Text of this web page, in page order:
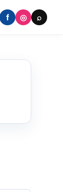
f ◎ ⌕